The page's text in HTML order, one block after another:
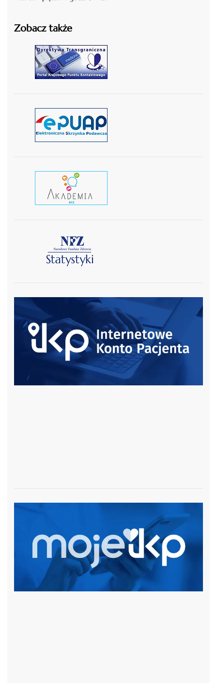
Zobacz także
czytaj więcej
czytaj więcej
czytaj więcej
czytaj więcej
czytaj więcej